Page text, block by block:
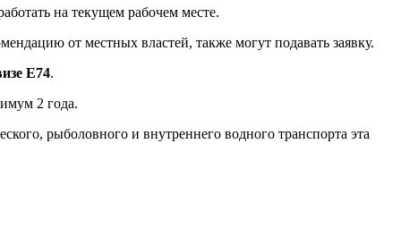
на текущем рабочем месте.
от местных властей, также могут подавать заявку.
E74.
2 года.
рыболовного и внутреннего водного транспорта эта